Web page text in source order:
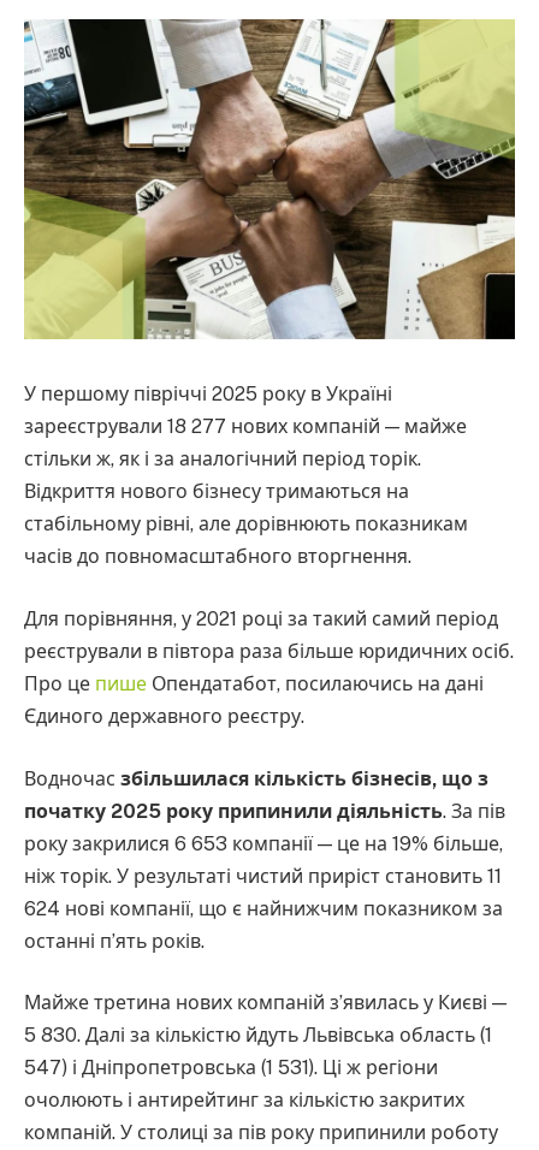
У першому півріччі 2025 року в Україні
зареєстрували 18 277 нових компаній — майже
стільки ж, як і за аналогічний період торік.
Відкриття нового бізнесу тримаються на
стабільному рівні, але дорівнюють показникам
часів до повномасштабного вторгнення.
Для порівняння, у 2021 році за такий самий період
реєстрували в півтора раза більше юридичних осіб.
Про це пише Опендатабот, посилаючись на дані
Єдиного державного реєстру.
Водночас збільшилася кількість бізнесів, що з
початку 2025 року припинили діяльність. За пів
року закрилися 6 653 компанії — це на 19% більше,
ніж торік. У результаті чистий приріст становить 11
624 нові компанії, що є найнижчим показником за
останні п’ять років.
Майже третина нових компаній з’явилась у Києві —
5 830. Далі за кількістю йдуть Львівська область (1
547) і Дніпропетровська (1 531). Ці ж регіони
очолюють і антирейтинг за кількістю закритих
компаній. У столиці за пів року припинили роботу